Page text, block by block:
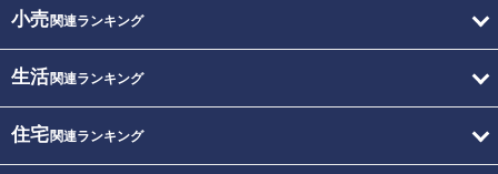
小売関連ランキング
生活関連ランキング
住宅関連ランキング